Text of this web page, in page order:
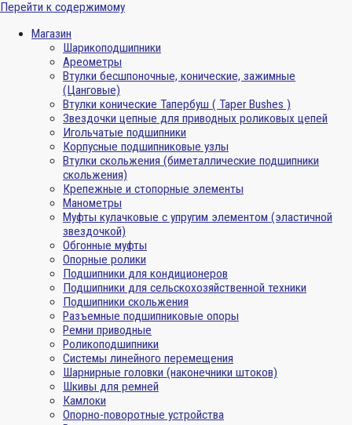
Перейти к содержимому
Магазин
Шарикоподшипники
Ареометры
Втулки бесшпоночные, конические, зажимные
(Цанговые)
Втулки конические Тапербуш ( Taper Bushes )
Звездочки цепные для приводных роликовых цепей
Игольчатые подшипники
Корпусные подшипниковые узлы
Втулки скольжения (биметаллические подшипники
скольжения)
Крепежные и стопорные элементы
Манометры
Муфты кулачковые с упругим элементом (эластичной
звездочкой)
Обгонные муфты
Опорные ролики
Подшипники для кондиционеров
Подшипники для сельскохозяйственной техники
Подшипники скольжения
Разъемные подшипниковые опоры
Ремни приводные
Роликоподшипники
Системы линейного перемещения
Шарнирные головки (наконечники штоков)
Шкивы для ремней
Камлоки
Опорно-поворотные устройства